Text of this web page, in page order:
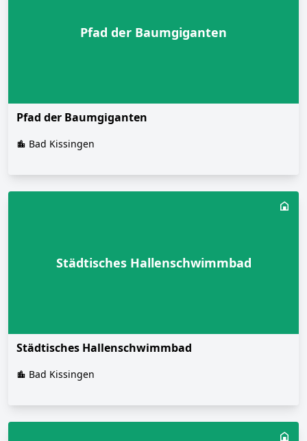
Pfad der Baumgiganten
Pfad der Baumgiganten
Bad Kissingen
Städtisches Hallenschwimmbad
Städtisches Hallenschwimmbad
Bad Kissingen